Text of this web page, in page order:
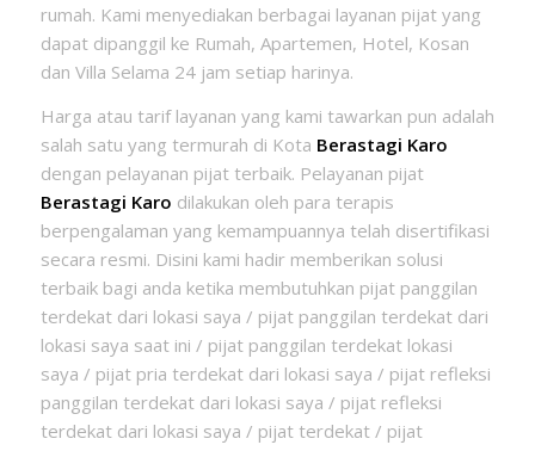
rumah. Kami menyediakan berbagai layanan pijat yang
dapat dipanggil ke Rumah, Apartemen, Hotel, Kosan
dan Villa Selama 24 jam setiap harinya.
Harga atau tarif layanan yang kami tawarkan pun adalah
salah satu yang termurah di Kota Berastagi Karo
dengan pelayanan pijat terbaik. Pelayanan pijat
Berastagi Karo dilakukan oleh para terapis
berpengalaman yang kemampuannya telah disertifikasi
secara resmi. Disini kami hadir memberikan solusi
terbaik bagi anda ketika membutuhkan pijat panggilan
terdekat dari lokasi saya / pijat panggilan terdekat dari
lokasi saya saat ini / pijat panggilan terdekat lokasi
saya / pijat pria terdekat dari lokasi saya / pijat refleksi
panggilan terdekat dari lokasi saya / pijat refleksi
terdekat dari lokasi saya / pijat terdekat / pijat